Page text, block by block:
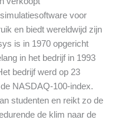
voor
en biedt wereldwijd zijn
is in 1970 opgericht
in het bedrijf in 1993
bedrijf werd op 23
NASDAQ-100-index.
studenten en reikt zo de
de klim naar de